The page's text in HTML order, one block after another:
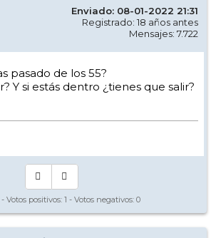
Enviado: 08-01-2022 21:31
Registrado: 18 años antes
Mensajes: 7.722
pasado de los 55?
Y si estás dentro ¿tienes que salir?
- Votos positivos: 1 - Votos negativos: 0